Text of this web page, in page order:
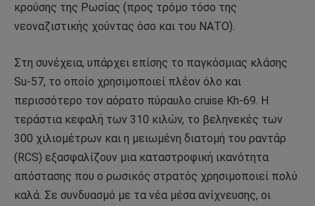
κρούσης της Ρωσίας (προς τρόμο τόσο της
νεοναζιστικής χούντας όσο και του ΝΑΤΟ).
Στη συνέχεια, υπάρχει επίσης το παγκόσμιας κλάσης
Su-57, το οποίο χρησιμοποιεί πλέον όλο και
περισσότερο τον αόρατο πύραυλο cruise Kh-69. Η
τεράστια κεφαλή των 310 κιλών, το βεληνεκές των
300 χιλιομέτρων και η μειωμένη διατομή του ραντάρ
(RCS) εξασφαλίζουν μια καταστροφική ικανότητα
απόστασης που ο ρωσικός στρατός χρησιμοποιεί πολύ
καλά. Σε συνδυασμό με τα νέα μέσα ανίχνευσης, οι